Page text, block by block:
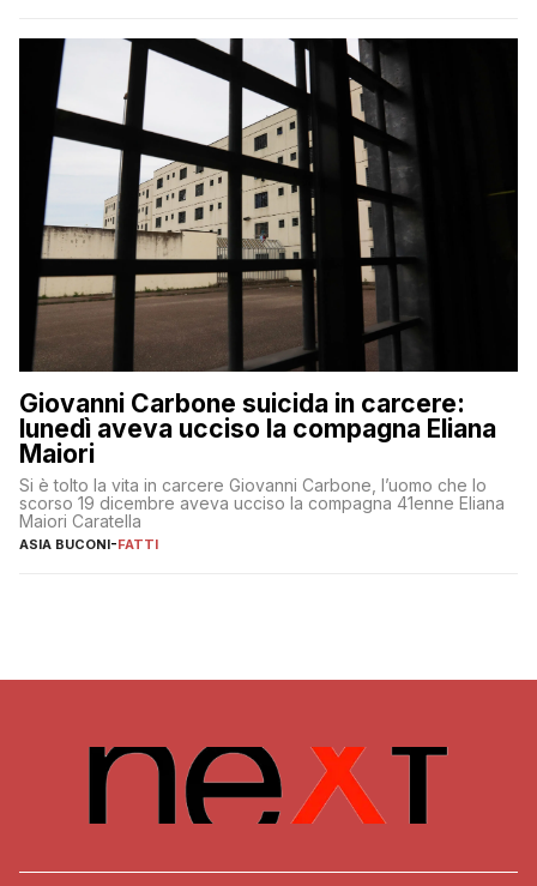
Giovanni Carbone suicida in carcere:
lunedì aveva ucciso la compagna Eliana
Maiori
Si è tolto la vita in carcere Giovanni Carbone, l’uomo che lo
scorso 19 dicembre aveva ucciso la compagna 41enne Eliana
Maiori Caratella
ASIA BUCONI-FATTI